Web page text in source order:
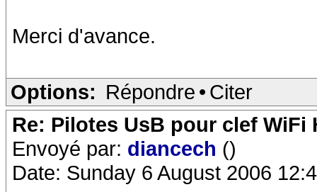
Merci d'avance.
Options: Répondre • Citer
Re: Pilotes UsB pour clef WiFi
Envoyé par: diancech ()
Date: Sunday 6 August 2006